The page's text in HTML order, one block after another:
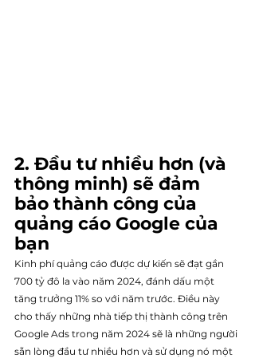
2. Đầu tư nhiều hơn (và
thông minh) sẽ đảm
bảo thành công của
quảng cáo Google của
bạn
Kinh phí quảng cáo được dự kiến sẽ đạt gần
700 tỷ đô la vào năm 2024, đánh dấu một
tăng trưởng 11% so với năm trước. Điều này
cho thấy những nhà tiếp thị thành công trên
Google Ads trong năm 2024 sẽ là những người
sẵn lòng đầu tư nhiều hơn và sử dụng nó một